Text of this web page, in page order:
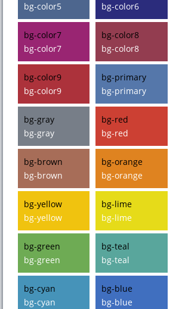
bg-color5
bg-color6
bg-color7
bg-color7
bg-color8
bg-color8
bg-color9
bg-color9
bg-primary
bg-primary
bg-gray
bg-gray
bg-red
bg-red
bg-brown
bg-brown
bg-orange
bg-orange
bg-yellow
bg-yellow
bg-lime
bg-lime
bg-green
bg-green
bg-teal
bg-teal
bg-cyan
bg-cyan
bg-blue
bg-blue